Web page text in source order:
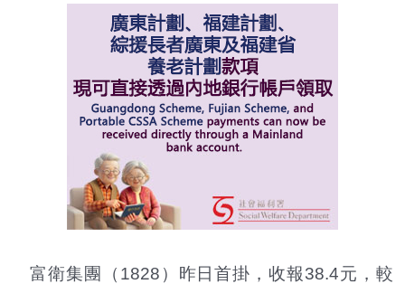
富衛集團（1828）昨日首掛，收報38.4元，較